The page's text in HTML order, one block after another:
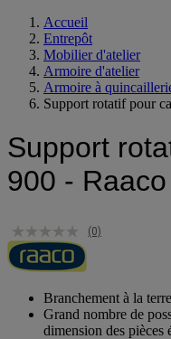
Accueil
Entrepôt
Mobilier d'atelier
Armoire d'atelier
Armoire à
Support rotatif pour
Support
900 -
(0)
Branchement à la
Grand nombre de
dimension des pièces